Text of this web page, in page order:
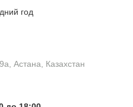
год
Астана, Казахстан